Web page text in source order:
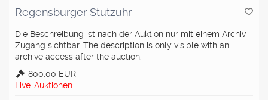
Regensburger Stutzuhr
Die Beschreibung ist nach der Auktion nur mit einem Archiv-
Zugang sichtbar. The description is only visible with an
archive access after the auction.
800,00 EUR
Live-Auktionen